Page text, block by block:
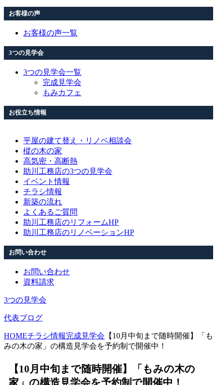
お客様の声
お客様の声一覧
3つの見学会
3つの見学会一覧
完成見学会
もみカフェ
お役立ち情報
平屋の建て替え・リノベ相談会
樅の木の家
高気密・高断熱
助川工務店の3つの見学会
イベント情報
チラシ情報
新築の流れ
よくあるご質問
助川工務店のリフォームHP
助川工務店のリノベーションHP
お問い合わせ
お問い合わせ
資料請求
3つの見学会
代表ブログ
HOMEチラシ情報完成見学会 【10月中旬まで随時開催】「も
みの木の家」の構造見学会を予約制で開催中！
【10月中旬まで随時開催】「もみの木の